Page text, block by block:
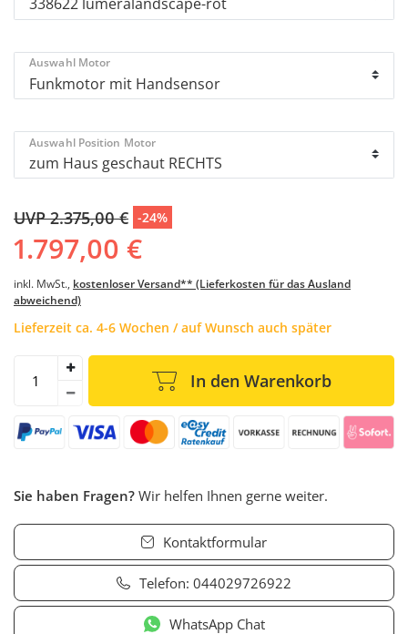
Auswahl Motor
Auswahl Position Motor
UVP 2.375,00 € -24%
1.797,00 €
inkl. MwSt., kostenloser Versand** (Lieferkosten für das Ausland
abweichend)
Lieferzeit ca. 4-6 Wochen / auf Wunsch auch später
In den Warenkorb
Sie haben Fragen? Wir helfen Ihnen gerne weiter.
Kontaktformular
Telefon: 044029726922
WhatsApp Chat